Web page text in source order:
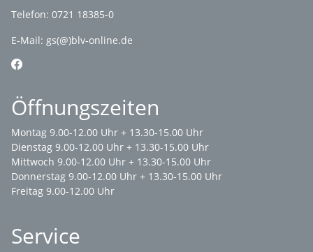
Telefon: 0721 18385-0
E-Mail: gs(@)blv-online.de
Öffnungszeiten
Montag 9.00-12.00 Uhr + 13.30-15.00 Uhr
Dienstag 9.00-12.00 Uhr + 13.30-15.00 Uhr
Mittwoch 9.00-12.00 Uhr + 13.30-15.00 Uhr
Donnerstag 9.00-12.00 Uhr + 13.30-15.00 Uhr
Freitag 9.00-12.00 Uhr
Service